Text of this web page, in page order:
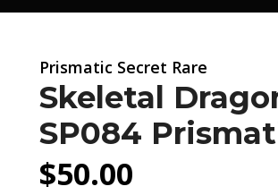
Prismatic Secret Rare
Skeletal
SP084
$50.00